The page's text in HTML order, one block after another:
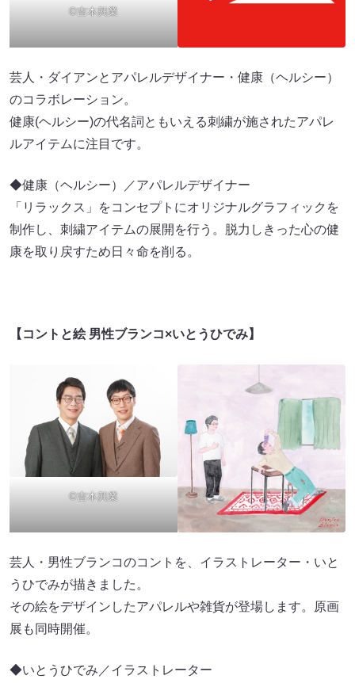
©吉本興業
芸人・ダイアンとアパレルデザイナー・健康（ヘルシー）
のコラボレーション。
健康(ヘルシー)の代名詞ともいえる刺繍が施されたアパレ
ルアイテムに注目です。
◆健康（ヘルシー）／アパレルデザイナー
「リラックス」をコンセプトにオリジナルグラフィックを
制作し、刺繍アイテムの展開を行う。脱力しきった心の健
康を取り戻すため日々命を削る。
【コントと絵 男性ブランコ×いとうひでみ】
©吉本興業
芸人・男性ブランコのコントを、イラストレーター・いと
うひでみが描きました。
その絵をデザインしたアパレルや雑貨が登場します。原画
展も同時開催。
◆いとうひでみ／イラストレーター